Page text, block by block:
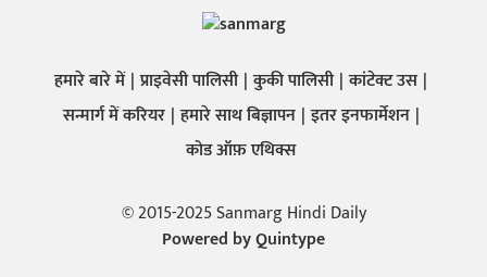
हमारे बारे में प्राइवेसी पालिसी कुकी पालिसी कांटेक्ट उस
सन्मार्ग में करियर हमारे साथ बिज्ञापन इतर इनफार्मेशन
कोड ऑफ़ एथिक्स
© 2015-2025 Sanmarg Hindi Daily
Powered byQuintype